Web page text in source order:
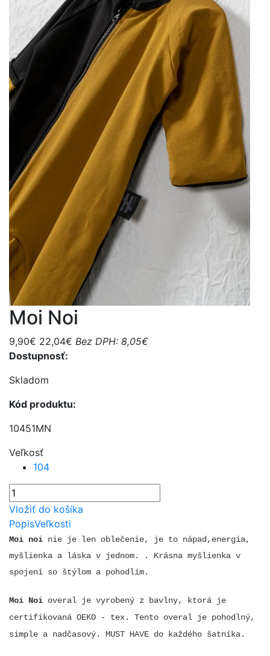
Moi Noi
9,90€ 22,04€ Bez DPH: 8,05€
Dostupnosť:
Skladom
Kód produktu:
10451MN
Veľkosť
104
Vložiť do košíka
PopisVeľkosti
Moi noi nie je len oblečenie, je to nápad,energia,
myšlienka a láska v jednom. . Krásna myšlienka v
spojení so štýlom a pohodlím.
Moi Noi overal je vyrobený z bavlny, ktorá je
certifikovaná OEKO - tex. Tento overal je pohodlný,
simple a nadčasový. MUST HAVE do každého šatníka.